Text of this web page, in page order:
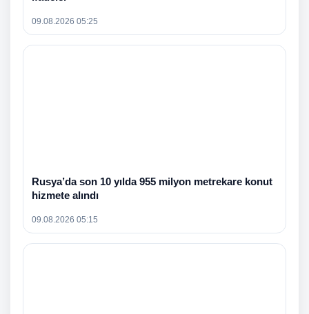
09.08.2026 05:25
Rusya’da son 10 yılda 955 milyon metrekare konut
hizmete alındı
09.08.2026 05:15